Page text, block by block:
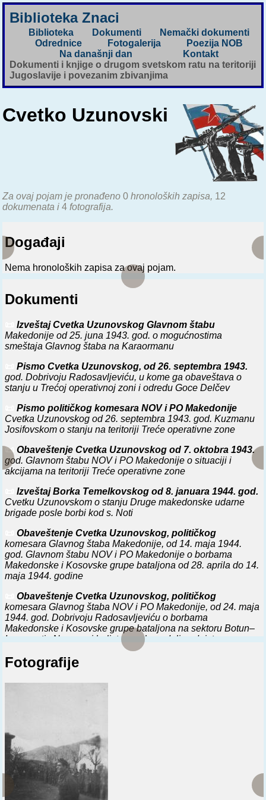
Biblioteka Znaci
Biblioteka Dokumenti
Nemački dokumenti
Odrednice
Fotogalerija
Poezija NOB
Na današnji dan
Kontakt
Dokumenti i knjige o drugom svetskom ratu na teritoriji
Jugoslavije i povezanim zbivanjima
Cvetko Uzunovski
Za ovaj pojam je pronađeno0 hronoloških zapisa, 12
dokumenata i4 fotografija.
Događaji
Nema hronoloških zapisa za ovaj pojam.
Dokumenti
Izveštaj Cvetka Uzunovskog Glavnom štabu
Makedonije od 25. juna 1943. god. o mogućnostima
smeštaja Glavnog štaba na Karaormanu
Pismo Cvetka Uzunovskog, od 26. septembra 1943.
god. Dobrivoju Radosavljeviću, u kome ga obaveštava o
stanju u Trećoj operativnoj zoni i odredu Goce Delčev
Pismo političkog komesara NOV i PO Makedonije
Cvetka Uzunovskog od 26. septembra 1943. god. Kuzmanu
Josifovskom o stanju na teritoriji Treće operativne zone
📜 Obaveštenje Cvetka Uzunovskog od 7. oktobra 1943.
god. Glavnom štabu NOV i PO Makedonije o situaciji i
akcijama na teritoriji Treće operativne zone
Izveštaj Borka Temelkovskog od 8. januara 1944. god.
Cvetku Uzunovskom o stanju Druge makedonske udarne
brigade posle borbi kod s. Noti
Obaveštenje Cvetka Uzunovskog, političkog
komesara Glavnog štaba Makedonije, od 14. maja 1944.
god. Glavnom štabu NOV i PO Makedonije o borbama
Makedonske i Kosovske grupe bataljona od 28. aprila do 14.
maja 1944. godine
Obaveštenje Cvetka Uzunovskog, političkog
komesara Glavnog štaba NOV i PO Makedonije, od 24. maja
1944. god. Dobrivoju Radosavljeviću o borbama
Makedonske i Kosovske grupe bataljona na sektoru Botun–
Izvor protiv Nemaca i balista po planu daljeg dejstva
📜 Obaveštenje Cvetka Uzunovskog, političkog
komesara Glavnog štaba Makedonije, od 2. juna 1944. god.
Dobrivoju Radosavljeviću i Borku Temelkovskom o borbama
Makedonske i Kosovske grupe bataljona protiv Nemaca i
komesara Glavnog štaba NOV i PO Makedonije, od 28. juna
1944. god. Dobrivoju Radosavljeviću o borbama Prve
makedonske udarne brigade i Kosovske brigade protiv
Nemaca i balista kod s. Velgošta
Obaveštenje delegata Vrhovnog štaba NOV i POJ
Svetozara Vukmanovića Tempa od 23. jula 1944. članu
Fotografije